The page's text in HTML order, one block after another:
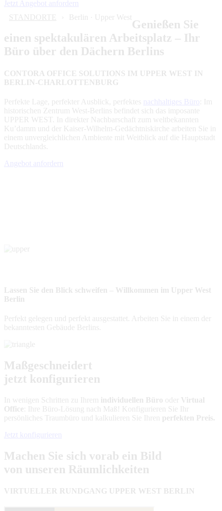
Jetzt Angebot anfordern
STANDORTE
Berlin · Upper West
Genießen Sie
einen spektakulären Arbeitsplatz – Ihr
Büro über den Dächern Berlins
CONTORA OFFICE SOLUTIONS IM UPPER WEST IN
BERLIN-CHARLOTTENBURG
Perfekte Lage, perfekter Ausblick, perfektes nachhaltiges Büro : Im
historischen Zentrum West-Berlins befindet sich das imposante
UPPER WEST. In direkter Nachbarschaft zum weltbekannten
Ku’damm und der Kaiser-Wilhelm-Gedächtniskirche arbeiten Sie in
einem unvergleichlichen Ambiente mit Weitblick auf die Hauptstadt
Deutschlands.
Angebot anfordern
Lassen Sie den Blick schweifen – Willkommen im Upper West
Berlin
Perfekt gelegen und perfekt ausgestattet. Arbeiten Sie in einem der
bekanntesten Gebäude Berlins.
Maßgeschneidert
jetzt konfigurieren
In wenigen Schritten zu Ihrem individuellen Büro oder Virtual
Office : Ihre Büro-Lösung nach Maß! Konfigurieren Sie Ihr
persönliches Traumbüro und kalkulieren Sie Ihren perfekten Preis.
Jetzt konfigurieren
Machen Sie sich vorab ein Bild
von unseren Räumlichkeiten
VIRTUELLER RUNDGANG UPPER WEST BERLIN